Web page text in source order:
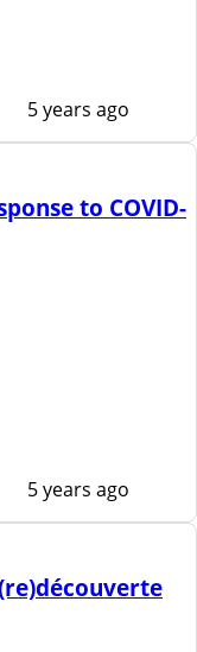
5 years ago
to COVID-
5 years ago